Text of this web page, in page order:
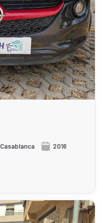
Casablanca 2016